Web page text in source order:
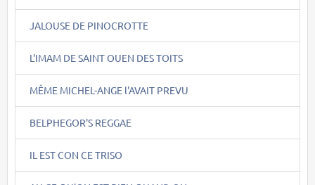
JALOUSE DE PINOCROTTE
L'IMAM DE SAINT OUEN DES TOITS
MÊME MICHEL-ANGE l'AVAIT PREVU
BELPHEGOR'S REGGAE
IL EST CON CE TRISO